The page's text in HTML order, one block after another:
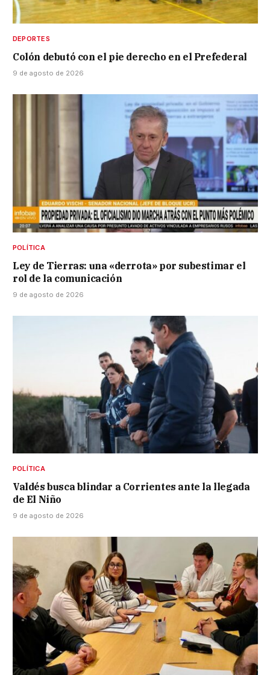
DEPORTES
Colón debutó con el pie derecho en el Prefederal
9 de agosto de 2026
POLÍTICA
Ley de Tierras: una «derrota» por subestimar el
rol de la comunicación
9 de agosto de 2026
POLÍTICA
Valdés busca blindar a Corrientes ante la llegada
de El Niño
9 de agosto de 2026